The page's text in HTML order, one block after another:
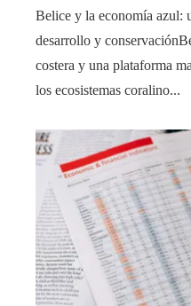
Belice y la economía azul:
desarrollo y
costera y una plataforma
los ecosistemas coralino...